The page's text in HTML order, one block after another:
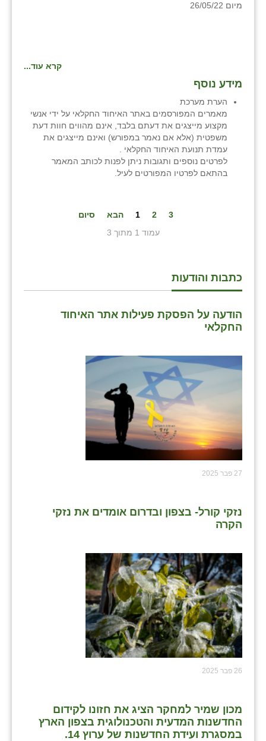
מיום 26/05/22
קרא עוד...
מידע נוסף
הערת מערכת
מאמרים המפורסמים באתר האיחוד החקלאי על ידי אנשי
מקצוע מייצגים את דעתם בלבד, אינם מהווים חוות דעת
משפטית (אלא אם נאמר במפורש) ואינם מייצגים את
עמדת תנועת האיחוד החקלאי .
לפרטים נוספים ותגובות ניתן לפנות לכותב המאמר
בהתאם לפרטיו המפורטים לעיל.
1 2 3 הבא
סיום
עמוד 1 מתוך 3
כתבות והודעות
הודעה על הפסקת פעילות אתר האיחוד
החקלאי
27 פבר 2025
נזקי קורל- בצפון ובדרום אומדים את נזקי
הקרה
26 פבר 2025
מכון שמיר למחקר הציג את חזונו לקידום
החדשנות המדעית והטכנולוגית בצפון הארץ
במסגרת ועידת החדשנות של ערוץ 14.